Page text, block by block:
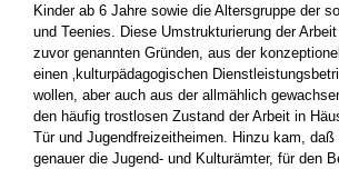
Kinder ab 6 Jahre so­wie die Altersgruppe der
und Teenies. Diese Umstrukturierung der
zuvor genannten Gründen, aus der
einen ‚kultur­pädagogischen
wollen, aber auch aus der allmählich
den häufig trostlo­sen Zustand der Arbeit in
Tür und Jugendfreizeitheimen. Hinzu kam, daß
genauer die Jugend- und Kul­turämter, für den